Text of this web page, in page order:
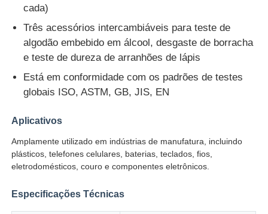
Máquina de teste de impacto
Equipamento de teste de calçados
cada)
Três acessórios intercambiáveis ​​para teste de
algodão embebido em álcool, desgaste de borracha
e teste de dureza de arranhões de lápis
Está em conformidade com os padrões de testes
globais ISO, ASTM, GB, JIS, EN
Aplicativos
Amplamente utilizado em indústrias de manufatura, incluindo
plásticos, telefones celulares, baterias, teclados, fios,
eletrodomésticos, couro e componentes eletrônicos.
Especificações Técnicas